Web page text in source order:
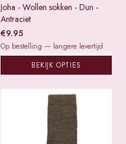
Joha - Wollen sokken - Dun -
Antraciet
€9.95
Op bestelling — langere levertijd
BEKIJK OPTIES